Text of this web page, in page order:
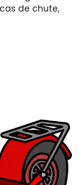
de chute,